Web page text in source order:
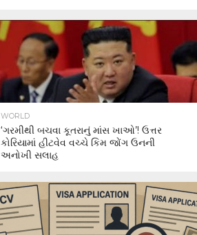
WORLD
‘ગરમીથી બચવા કૂતરાનું માંસ ખાઓ’! ઉત્તર
કોરિયામાં હીટવેવ વચ્ચે કિમ જોંગ ઉનની
અનોખી સલાહ